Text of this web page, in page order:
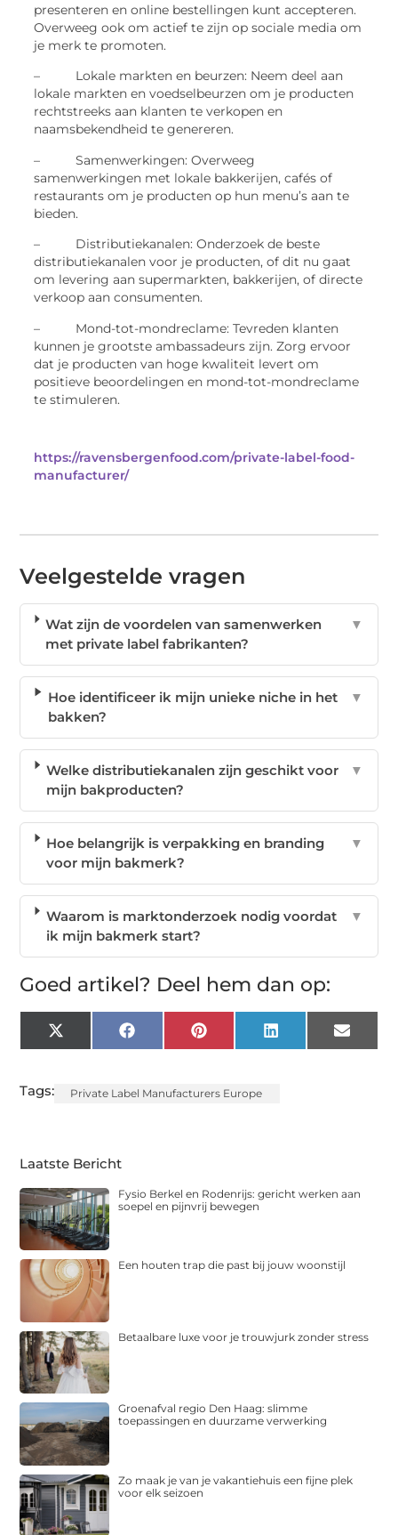
presenteren en online bestellingen kunt accepteren.
Overweeg ook om actief te zijn op sociale media om
je merk te promoten.
– Lokale markten en beurzen: Neem deel aan
lokale markten en voedselbeurzen om je producten
rechtstreeks aan klanten te verkopen en
naamsbekendheid te genereren.
– Samenwerkingen: Overweeg
samenwerkingen met lokale bakkerijen, cafés of
restaurants om je producten op hun menu’s aan te
bieden.
– Distributiekanalen: Onderzoek de beste
distributiekanalen voor je producten, of dit nu gaat
om levering aan supermarkten, bakkerijen, of directe
verkoop aan consumenten.
– Mond-tot-mondreclame: Tevreden klanten
kunnen je grootste ambassadeurs zijn. Zorg ervoor
dat je producten van hoge kwaliteit levert om
positieve beoordelingen en mond-tot-mondreclame
te stimuleren.
https://ravensbergenfood.com/private-label-food-
manufacturer/
Veelgestelde vragen
Wat zijn de voordelen van samenwerken
met private label fabrikanten?
▼
Hoe identificeer ik mijn unieke niche in het
bakken?
▼
Welke distributiekanalen zijn geschikt voor
mijn bakproducten?
▼
Hoe belangrijk is verpakking en branding
voor mijn bakmerk?
▼
Waarom is marktonderzoek nodig voordat
ik mijn bakmerk start?
▼
Goed artikel? Deel hem dan op:
X
(Twitter)
FacebookPinterest LinkedIn Email
Tags: Private Label Manufacturers Europe
Laatste Bericht
Fysio Berkel en Rodenrijs: gericht werken aan
soepel en pijnvrij bewegen
Een houten trap die past bij jouw woonstijl
Betaalbare luxe voor je trouwjurk zonder stress
Groenafval regio Den Haag: slimme
toepassingen en duurzame verwerking
Zo maak je van je vakantiehuis een fijne plek
voor elk seizoen